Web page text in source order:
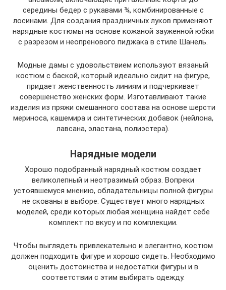
середины бедер с рукавами ¾, комбинированные с
лосинами. Для создания праздничных луков применяют
нарядные костюмы на основе кожаной зауженной юбки
с разрезом и неопренового пиджака в стиле Шанель.
Модные дамы с удовольствием используют вязаный
костюм с баской, который идеально сидит на фигуре,
придает женственность линиям и подчеркивает
совершенство женских форм. Изготавливают такие
изделия из пряжи смешанного состава на основе шерсти
мериноса, кашемира и синтетических добавок (нейлона,
лавсана, эластана, полиэстера).
Нарядные модели
Хорошо подобранный нарядный костюм создает
великолепный и неотразимый образ. Вопреки
устоявшемуся мнению, обладательницы полной фигуры
не скованы в выборе. Существует много нарядных
моделей, среди которых любая женщина найдет себе
комплект по вкусу и по комплекции.
Чтобы выглядеть привлекательно и элегантно, костюм
должен подходить фигуре и хорошо сидеть. Необходимо
оценить достоинства и недостатки фигуры и в
соответствии с этим выбирать одежду.